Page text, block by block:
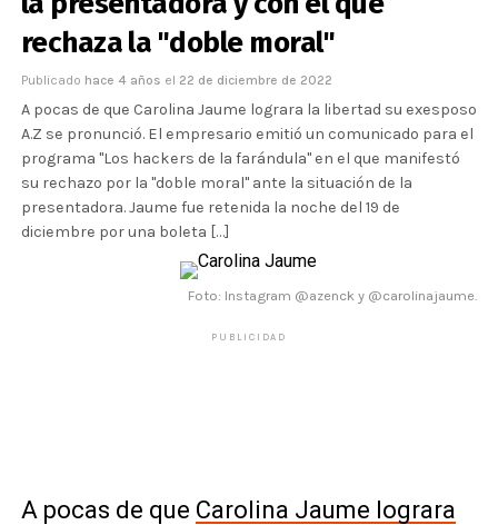
rechaza la "doble moral"
Publicado hace 4 años el 22 de diciembre de 2022
A pocas de que Carolina Jaume lograra la libertad su exesposo
A.Z se pronunció. El empresario emitió un comunicado para el
programa "Los hackers de la farándula" en el que manifestó
su rechazo por la "doble moral" ante la situación de la
presentadora. Jaume fue retenida la noche del 19 de
diciembre por una boleta […]
Foto: Instagram @azenck y @carolinajaume.
PUBLICIDAD
A pocas de que Carolina Jaume lograra